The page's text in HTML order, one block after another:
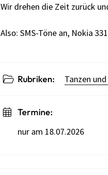
Wir drehen die Zeit zurück
Also: SMS-Töne an, Nokia
Rubriken: Tanzen
Termine:
nur am 18.07.2026